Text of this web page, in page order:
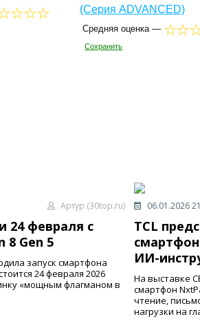
(Серия ADVANCED)
Средняя оценка —
Сохранить
Артур (30top.ru)
24 февраля с
8 Gen 5
запуск смартфона
24 февраля 2026
«мощным флагманом в
06.01.2026
TCL
ИИ-
На выставке
смартфон
чтение,
нагрузки на